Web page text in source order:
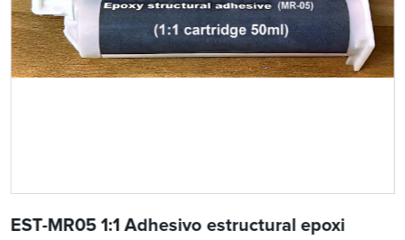
EST-MR05 1:1 Adhesivo estructural epoxi